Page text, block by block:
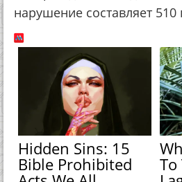
нарушение составляет 510
Hidden Sins: 15
Bible Prohibited To